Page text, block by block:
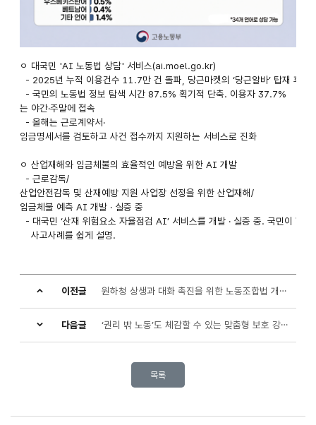
AI
노동법
상담
운영
및
산재
예측
개발
AI노동법
ㅇ 대국민 'AI 노동법 상담' 서비스(ai.moel.go.kr)
- 2025년 누적 이용건수 11.7만 건 돌파, 당근마켓의 ‘당근알바’ 탑재 후 이
- 국민의 노동법 정보 탐색 시간 87.5% 획기적 단축. 이용자 37.7%
는 야간·주말에 접속
- 올해는 근로계약서·
임금명세서를 검토하고 사건 접수까지 지원하는 서비스로 진화
ㅇ 산업재해와 임금체불의 효율적인 예방을 위한 AI 개발
- 근로감독/
산업안전감독 및 산재예방 지원 사업장 선정을 위한 산업재해/
임금체불 예측 AI 개발 · 실증 중
- 대국민 ‘산재 위험요소 자율점검 AI’ 서비스를 개발 · 실증 중. 국민이 현
사고사례를 쉽게 설명.
이전글 원하청 상생과 대화 촉진을 위한 노동조합법 개정 및 현장 안착 지원
다음글 ‘권리 밖 노동’도 체감할 수 있는 맞춤형 보호 강화
목록